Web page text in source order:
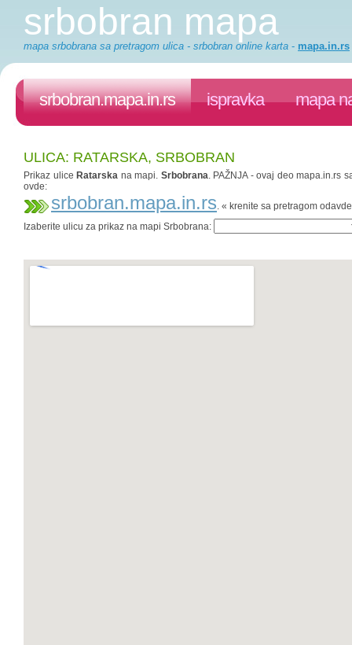
srbobran mapa
mapa srbobrana sa pretragom ulica - srbobran online karta - mapa.in.rs
srbobran.mapa.in.rs ispravka mapa
ULICA: RATARSKA, SRBOBRAN
Prikaz ulice Ratarska na mapi. Srbobrana. PAŽNJA - ovaj deo mapa.in.rs
ovde:
srbobran.mapa.in.rs. « krenite sa pretragom odavde
Izaberite ulicu za prikaz na mapi Srbobrana: